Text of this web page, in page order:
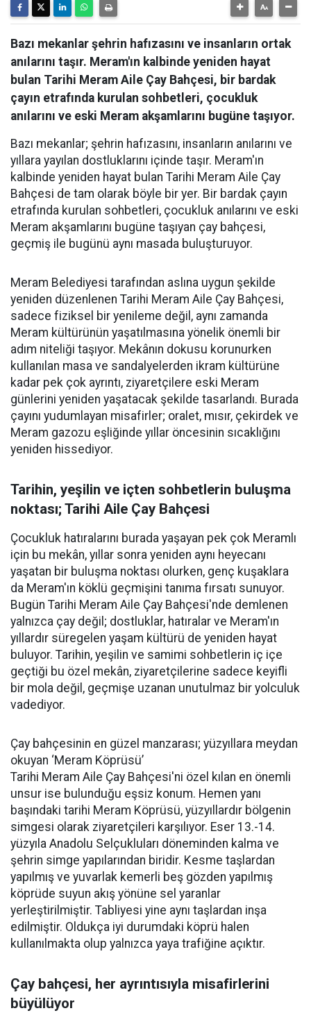
Bazı mekanlar şehrin hafızasını ve insanların ortak
anılarını taşır. Meram'ın kalbinde yeniden hayat
bulan Tarihi Meram Aile Çay Bahçesi, bir bardak
çayın etrafında kurulan sohbetleri, çocukluk
anılarını ve eski Meram akşamlarını bugüne taşıyor.
Bazı mekanlar; şehrin hafızasını, insanların anılarını ve
yıllara yayılan dostluklarını içinde taşır. Meram'ın
kalbinde yeniden hayat bulan Tarihi Meram Aile Çay
Bahçesi de tam olarak böyle bir yer. Bir bardak çayın
etrafında kurulan sohbetleri, çocukluk anılarını ve eski
Meram akşamlarını bugüne taşıyan çay bahçesi,
geçmiş ile bugünü aynı masada buluşturuyor.
Meram Belediyesi tarafından aslına uygun şekilde
yeniden düzenlenen Tarihi Meram Aile Çay Bahçesi,
sadece fiziksel bir yenileme değil, aynı zamanda
Meram kültürünün yaşatılmasına yönelik önemli bir
adım niteliği taşıyor. Mekânın dokusu korunurken
kullanılan masa ve sandalyelerden ikram kültürüne
kadar pek çok ayrıntı, ziyaretçilere eski Meram
günlerini yeniden yaşatacak şekilde tasarlandı. Burada
çayını yudumlayan misafirler; oralet, mısır, çekirdek ve
Meram gazozu eşliğinde yıllar öncesinin sıcaklığını
yeniden hissediyor.
Tarihin, yeşilin ve içten sohbetlerin buluşma
noktası; Tarihi Aile Çay Bahçesi
Çocukluk hatıralarını burada yaşayan pek çok Meramlı
için bu mekân, yıllar sonra yeniden aynı heyecanı
yaşatan bir buluşma noktası olurken, genç kuşaklara
da Meram'ın köklü geçmişini tanıma fırsatı sunuyor.
Bugün Tarihi Meram Aile Çay Bahçesi'nde demlenen
yalnızca çay değil; dostluklar, hatıralar ve Meram'ın
yıllardır süregelen yaşam kültürü de yeniden hayat
buluyor. Tarihin, yeşilin ve samimi sohbetlerin iç içe
geçtiği bu özel mekân, ziyaretçilerine sadece keyifli
bir mola değil, geçmişe uzanan unutulmaz bir yolculuk
vadediyor.
Çay bahçesinin en güzel manzarası; yüzyıllara meydan
okuyan ‘Meram Köprüsü’
Tarihi Meram Aile Çay Bahçesi'ni özel kılan en önemli
unsur ise bulunduğu eşsiz konum. Hemen yanı
başındaki tarihi Meram Köprüsü, yüzyıllardır bölgenin
simgesi olarak ziyaretçileri karşılıyor. Eser 13.-14.
yüzyıla Anadolu Selçukluları döneminden kalma ve
şehrin simge yapılarından biridir. Kesme taşlardan
yapılmış ve yuvarlak kemerli beş gözden yapılmış
köprüde suyun akış yönüne sel yaranlar
yerleştirilmiştir. Tabliyesi yine aynı taşlardan inşa
edilmiştir. Oldukça iyi durumdaki köprü halen
kullanılmakta olup yalnızca yaya trafiğine açıktır.
Çay bahçesi, her ayrıntısıyla misafirlerini
büyülüyor